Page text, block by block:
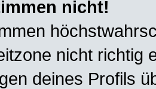
nicht!
nicht richtig
deines Profils